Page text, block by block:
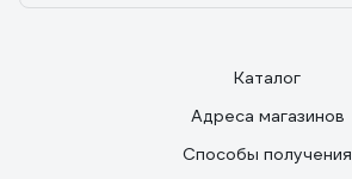
Каталог
Адреса магазинов
Способы получения